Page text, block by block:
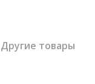
Другие товары